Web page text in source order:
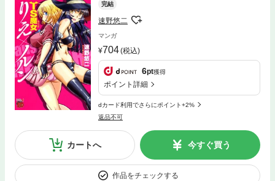
完結
速野悠二
マンガ
704(税込)
6pt獲得
ポイント詳細
dカード利用でさらにポイント+2%
返品不可
カートへ 今すぐ買う
作品をチェックする